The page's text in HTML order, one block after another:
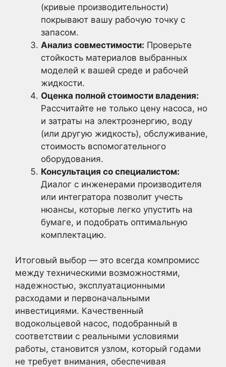
(кривые производительности)
покрывают вашу рабочую точку с
запасом.
Анализ совместимости: Проверьте
стойкость материалов выбранных
моделей к вашей среде и рабочей
жидкости.
Оценка полной стоимости владения:
Рассчитайте не только цену насоса, но
и затраты на электроэнергию, воду
(или другую жидкость), обслуживание,
стоимость вспомогательного
оборудования.
Консультация со специалистом:
Диалог с инженерами производителя
или интегратора позволит учесть
нюансы, которые легко упустить на
бумаге, и подобрать оптимальную
комплектацию.
Итоговый выбор — это всегда компромисс
между техническими возможностями,
надежностью, эксплуатационными
расходами и первоначальными
инвестициями. Качественный
водокольцевой насос, подобранный в
соответствии с реальными условиями
работы, становится узлом, который годами
не требует внимания, обеспечивая